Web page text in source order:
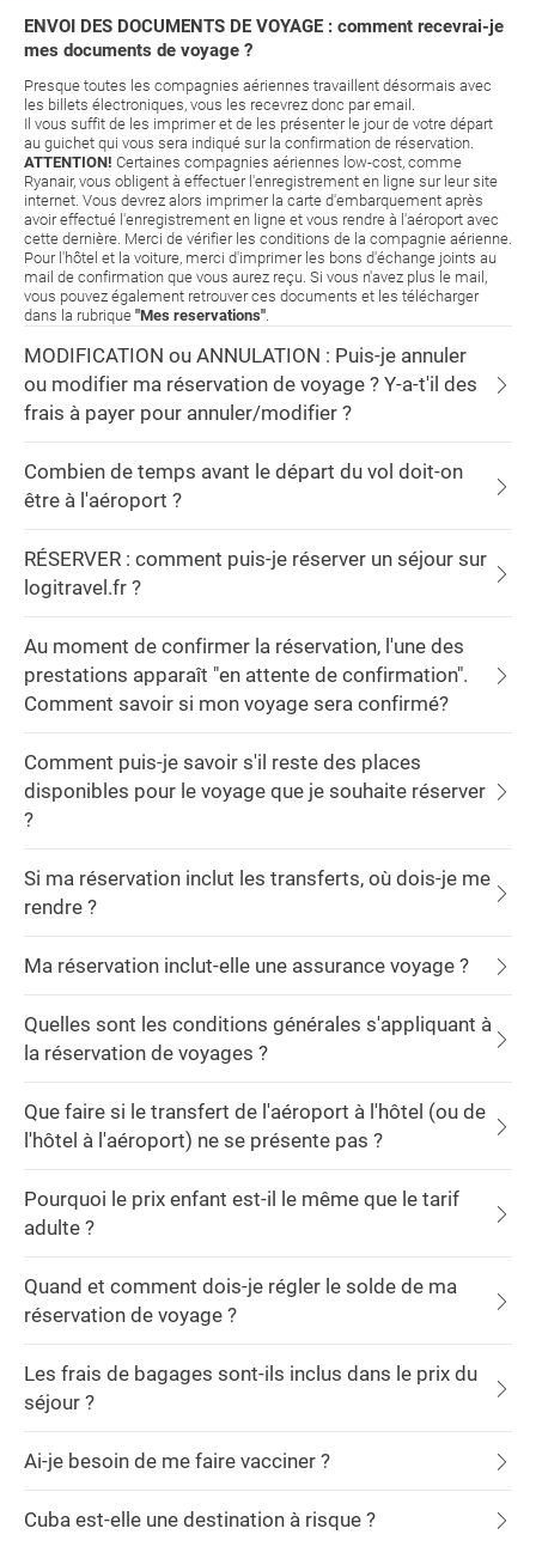
ENVOI DES DOCUMENTS DE VOYAGE : comment recevrai-je
mes documents de voyage ?
Presque toutes les compagnies aériennes travaillent désormais avec
les billets électroniques, vous les recevrez donc par email.
Il vous suffit de les imprimer et de les présenter le jour de votre départ
au guichet qui vous sera indiqué sur la confirmation de réservation.
ATTENTION! Certaines compagnies aériennes low-cost, comme
Ryanair, vous obligent à effectuer l'enregistrement en ligne sur leur site
internet. Vous devrez alors imprimer la carte d'embarquement après
avoir effectué l'enregistrement en ligne et vous rendre à l'aéroport avec
cette dernière. Merci de vérifier les conditions de la compagnie aérienne.
Pour l'hôtel et la voiture, merci d'imprimer les bons d'échange joints au
mail de confirmation que vous aurez reçu. Si vous n'avez plus le mail,
vous pouvez également retrouver ces documents et les télécharger
dans la rubrique "Mes reservations".
MODIFICATION ou ANNULATION : Puis-je annuler
ou modifier ma réservation de voyage ? Y-a-t'il des
frais à payer pour annuler/modifier ?
Combien de temps avant le départ du vol doit-on
être à l'aéroport ?
RÉSERVER : comment puis-je réserver un séjour sur
logitravel.fr ?
Au moment de confirmer la réservation, l'une des
prestations apparaît "en attente de confirmation".
Comment savoir si mon voyage sera confirmé?
Comment puis-je savoir s'il reste des places
disponibles pour le voyage que je souhaite réserver
?
Si ma réservation inclut les transferts, où dois-je me
rendre ?
Ma réservation inclut-elle une assurance voyage ?
Quelles sont les conditions générales s'appliquant à
la réservation de voyages ?
Que faire si le transfert de l'aéroport à l'hôtel (ou de
l'hôtel à l'aéroport) ne se présente pas ?
Pourquoi le prix enfant est-il le même que le tarif
adulte ?
Quand et comment dois-je régler le solde de ma
réservation de voyage ?
Les frais de bagages sont-ils inclus dans le prix du
séjour ?
Ai-je besoin de me faire vacciner ?
Cuba est-elle une destination à risque ?